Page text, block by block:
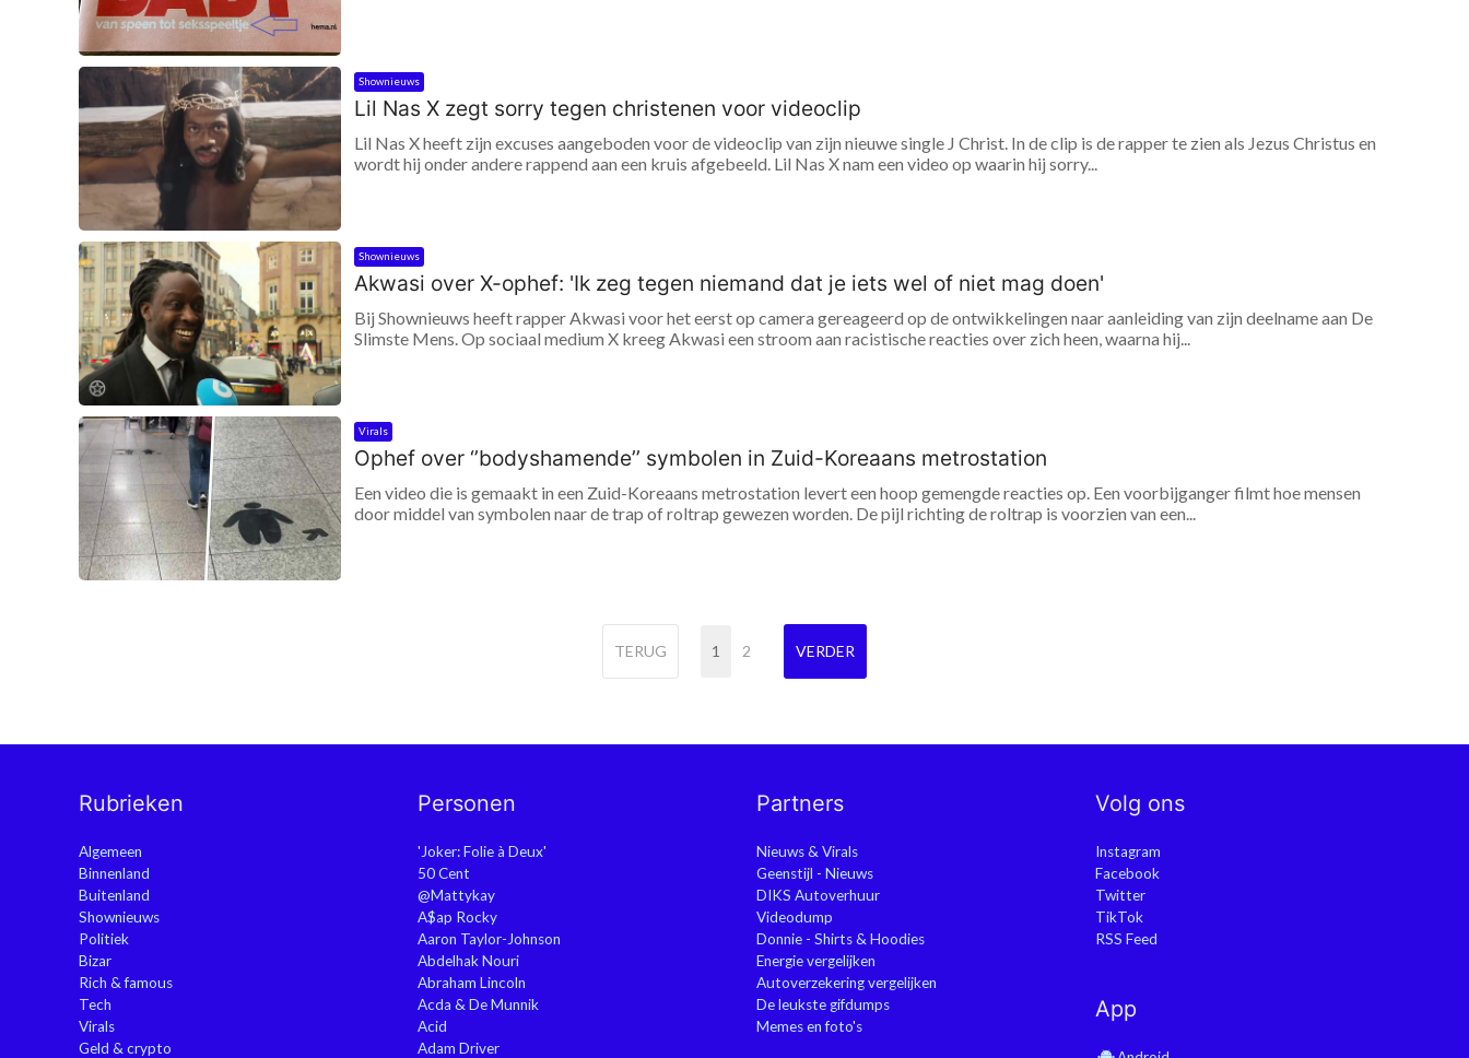
Shownieuws
Lil Nas X zegt sorry tegen christenen voor videoclip
Lil Nas X heeft zijn excuses aangeboden voor de videoclip van zijn nieuwe single J Christ. In de clip is de rapper te zien als Jezus Christus en
wordt hij onder andere rappend aan een kruis afgebeeld. Lil Nas X nam een video op waarin hij sorry...
Shownieuws
Akwasi over X-ophef: 'Ik zeg tegen niemand dat je iets wel of niet mag doen'
Bij Shownieuws heeft rapper Akwasi voor het eerst op camera gereageerd op de ontwikkelingen naar aanleiding van zijn deelname aan De
Slimste Mens. Op sociaal medium X kreeg Akwasi een stroom aan racistische reacties over zich heen, waarna hij...
Virals
Ophef over ‘’bodyshamende’’ symbolen in Zuid-Koreaans metrostation
Een video die is gemaakt in een Zuid-Koreaans metrostation levert een hoop gemengde reacties op. Een voorbijganger filmt hoe mensen
door middel van symbolen naar de trap of roltrap gewezen worden. De pijl richting de roltrap is voorzien van een...
TERUG 1 2 VERDER
Rubrieken
Algemeen
Binnenland
Buitenland
Shownieuws
Politiek
Bizar
Rich & famous
Tech
Virals
Geld & crypto
Personen
'Joker: Folie à Deux'
50 Cent
@Mattykay
A$ap Rocky
Aaron Taylor-Johnson
Abdelhak Nouri
Abraham Lincoln
Acda & De Munnik
Acid
Adam Driver
Partners
Nieuws & Virals
Geenstijl - Nieuws
DIKS Autoverhuur
Videodump
Donnie - Shirts & Hoodies
Energie vergelijken
Autoverzekering vergelijken
De leukste gifdumps
Memes en foto's
Volg ons
Instagram
Facebook
Twitter
TikTok
RSS Feed
App